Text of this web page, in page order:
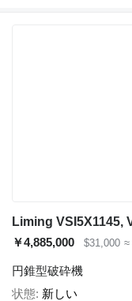
Liming VSI5X1145,
￥4,885,000
$31,000 ≈
円錐型破砕機
状態 新しい